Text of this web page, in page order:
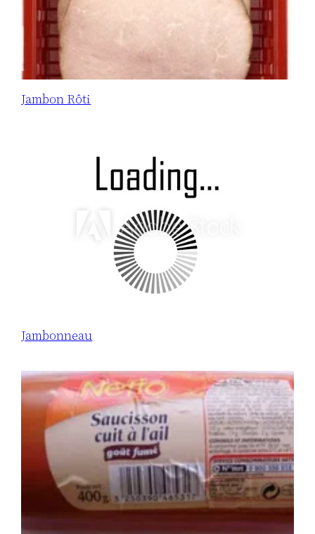
Jambon Rôti
Jambonneau